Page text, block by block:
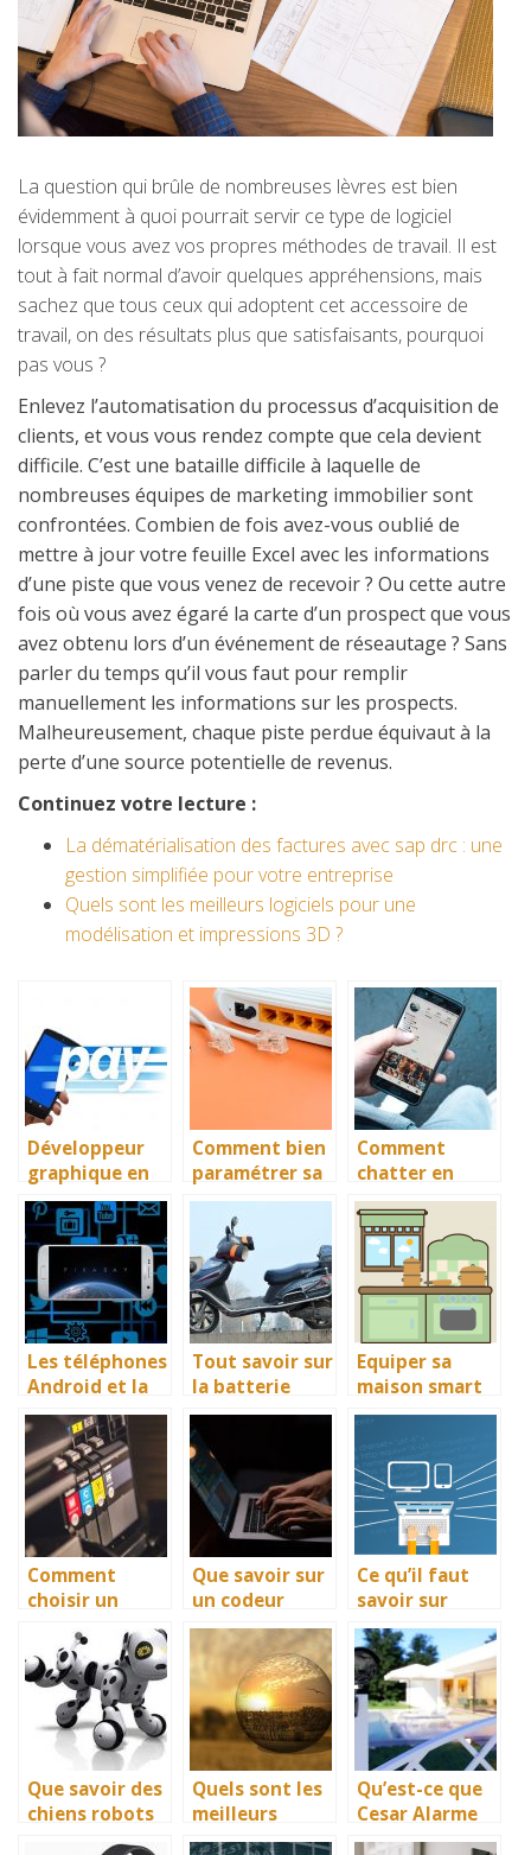
La question qui brûle de nombreuses lèvres est bien
évidemment à quoi pourrait servir ce type de logiciel
lorsque vous avez vos propres méthodes de travail. Il est
tout à fait normal d’avoir quelques appréhensions, mais
sachez que tous ceux qui adoptent cet accessoire de
travail, on des résultats plus que satisfaisants, pourquoi
pas vous ?
Enlevez l’automatisation du processus d’acquisition de
clients, et vous vous rendez compte que cela devient
difficile. C’est une bataille difficile à laquelle de
nombreuses équipes de marketing immobilier sont
confrontées. Combien de fois avez-vous oublié de
mettre à jour votre feuille Excel avec les informations
d’une piste que vous venez de recevoir ? Ou cette autre
fois où vous avez égaré la carte d’un prospect que vous
avez obtenu lors d’un événement de réseautage ? Sans
parler du temps qu’il vous faut pour remplir
manuellement les informations sur les prospects.
Malheureusement, chaque piste perdue équivaut à la
perte d’une source potentielle de revenus.
Continuez votre lecture :
La dématérialisation des factures avec sap drc : une
gestion simplifiée pour votre entreprise
Quels sont les meilleurs logiciels pour une
modélisation et impressions 3D ?
Développeur
graphique en
freelance ? Les
raisons d’avoir
une banque en
ligne
Comment bien
paramétrer sa
nouvelle box
internet?
Comment
chatter en
toute sécurité
dans un forum
Les téléphones
Android et la
gestion des
différentes
données
Tout savoir sur
la batterie
d’une moto
électrique
Equiper sa
maison smart
et ecolo
Comment
choisir un
imprimante ?
Que savoir sur
un codeur
incremental ?
Ce qu’il faut
savoir sur
l’infogerance
Que savoir des
chiens robots
interactifs ?
Quels sont les
meilleurs
logiciels pour
Qu’est-ce que
Cesar Alarme
et quels sont